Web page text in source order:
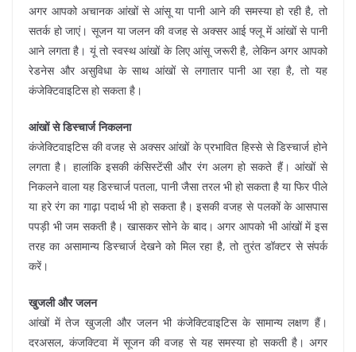
अगर आपको अचानक आंखों से आंसू या पानी आने की समस्या हो रही है, तो
सतर्क हो जाएं। सूजन या जलन की वजह से अक्सर आई फ्लू में आंखों से पानी
आने लगता है। यूं तो स्वस्थ आंखों के लिए आंसू जरूरी है, लेकिन अगर आपको
रेडनेस और असुविधा के साथ आंखों से लगातार पानी आ रहा है, तो यह
कंजेक्टिवाइटिस हो सकता है।
आंखों से डिस्चार्ज निकलना
कंजेक्टिवाइटिस की वजह से अक्सर आंखों के प्रभावित हिस्से से डिस्चार्ज होने
लगता है। हालांकि इसकी कंसिस्टेंसी और रंग अलग हो सकते हैं। आंखों से
निकलने वाला यह डिस्चार्ज पतला, पानी जैसा तरल भी हो सकता है या फिर पीले
या हरे रंग का गाढ़ा पदार्थ भी हो सकता है। इसकी वजह से पलकों के आसपास
पपड़ी भी जम सकती है। खासकर सोने के बाद। अगर आपको भी आंखों में इस
तरह का असामान्य डिस्चार्ज देखने को मिल रहा है, तो तुरंत डॉक्टर से संपर्क
करें।
खुजली और जलन
आंखों में तेज खुजली और जलन भी कंजेक्टिवाइटिस के सामान्य लक्षण हैं।
दरअसल, कंजक्टिवा में सूजन की वजह से यह समस्या हो सकती है। अगर